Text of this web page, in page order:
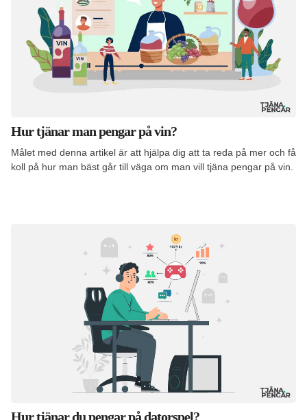
Hur tjänar man pengar på vin?
Målet med denna artikel är att hjälpa dig att ta reda på mer och få
koll på hur man bäst går till väga om man vill tjäna pengar på vin.
Hur tjänar du pengar på datorspel?